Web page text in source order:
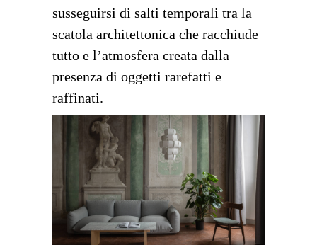
susseguirsi di salti temporali tra la
scatola architettonica che racchiude
tutto e l’atmosfera creata dalla
presenza di oggetti rarefatti e
raffinati.